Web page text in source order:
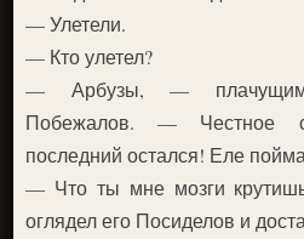
— Улетели.
— Кто улетел?
— Арбузы, — плачущим
Побежалов. — Честное
последний остался! Еле
— Что ты мне мозги
оглядел его Посиделов и